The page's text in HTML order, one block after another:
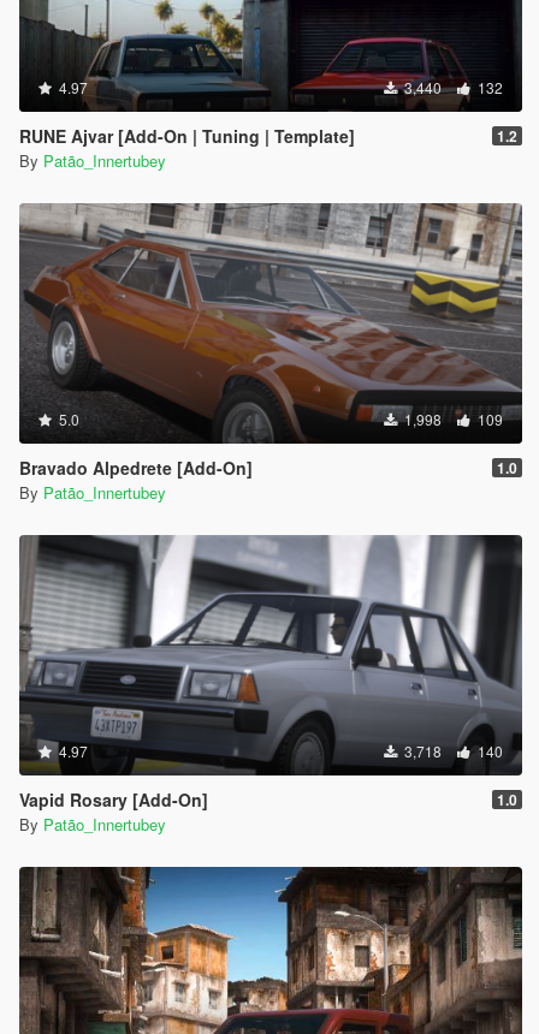
4.97 3,440 132
RUNE Ajvar [Add-On | Tuning | Template] 1.2
By Patão_Innertubey
5.0 1,998 109
Bravado Alpedrete [Add-On] 1.0
By Patão_Innertubey
4.97 3,718 140
Vapid Rosary [Add-On] 1.0
By Patão_Innertubey